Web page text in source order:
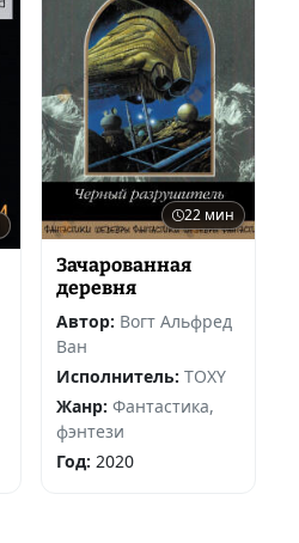
22 мин
Зачарованная
деревня
Автор: Вогт Альфред
Ван
Исполнитель: TOXY
Жанр: Фантастика,
фэнтези
Год: 2020